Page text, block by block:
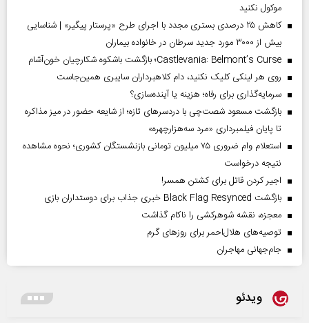
موکول نکنید
کاهش ۲۵ درصدی بستری مجدد با اجرای طرح «پرستار پیگیر» | شناسایی
بیش از ۳۰۰۰ مورد جدید سرطان در خانواده بیماران
Castlevania: Belmont’s Curse؛ بازگشت باشکوه شکارچیان خون‌آشام
روی هر لینکی کلیک نکنید، دام کلاهبرداران سایبری همین‌جاست
سرمایه‌گذاری برای رفاه؛ هزینه یا آینده‌سازی؟
بازگشت مسعود شصت‌چی با دردسر‌های تازه؛ از شایعه حضور در میز مذاکره
تا پایان فیلمبرداری «مرد سه‌هزارچهره»
استعلام وام ضروری ۷۵ میلیون تومانی بازنشستگان کشوری؛ نحوه مشاهده
نتیجه درخواست
اجیر کردن قاتل برای کشتن همسر!
بازگشت Black Flag Resynced خبری جذاب برای دوستداران بازی
معجزه، نقشه شوهرکشی را ناکام گذاشت
توصیه‌های هلال‌احمر برای روز‌های گرم
جام‌جهانی مهاجران
ویدئو